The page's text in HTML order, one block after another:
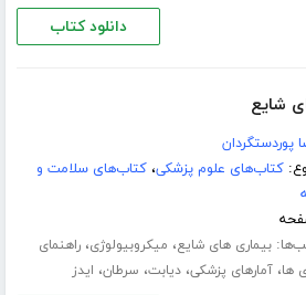
دانلود کتاب
شایع
پوردستگردان
کتاب‌های علوم پزشکی،کتاب‌های سلامت و
بیماری های شایع، میکروبیولوژی،راهنمای
ها،آمارهای پزشکی،دیابت، سرطان، ایدز